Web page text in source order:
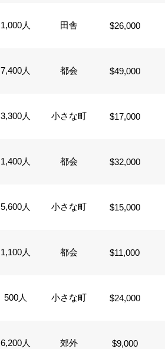
1,000人 田舎 $26,000
7,400人 都会 $49,000
3,300人 小さな町 $17,000
1,400人 都会 $32,000
5,600人 小さな町 $15,000
1,100人 都会 $11,000
500人 小さな町 $24,000
6,200人 郊外 $9,000